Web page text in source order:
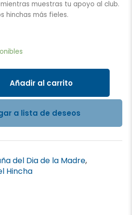
muestras tu apoyo al club.
hinchas más fieles.
Añadir al carrito
a lista de deseos
del Dia de la Madre,
Hincha